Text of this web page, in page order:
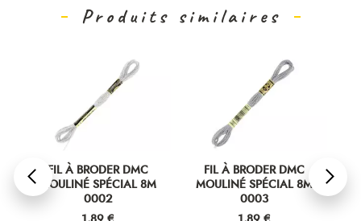
Produits similaires
FIL À BRODER DMC
MOULINÉ SPÉCIAL 8M
0002
Prix
FIL À BRODER DMC
MOULINÉ SPÉCIAL 8M
0003
Prix